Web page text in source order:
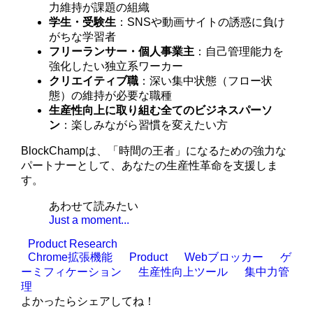
力維持が課題の組織
学生・受験生 ：SNSや動画サイトの誘惑に負け
がちな学習者
フリーランサー・個人事業主 ：自己管理能力を
強化したい独立系ワーカー
クリエイティブ職 ：深い集中状態（フロー状
態）の維持が必要な職種
生産性向上に取り組む全てのビジネスパーソ
ン ：楽しみながら習慣を変えたい方
BlockChampは、「時間の王者」になるための強力な
パートナーとして、あなたの生産性革命を支援しま
す。
あわせて読みたい
Just a moment...
Product Research
Chrome拡張機能
Product Webブロッカー
ゲ
ーミフィケーション
生産性向上ツール
集中力管
理
よかったらシェアしてね！